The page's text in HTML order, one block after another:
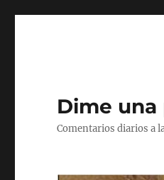
Dime una
Comentarios diarios a